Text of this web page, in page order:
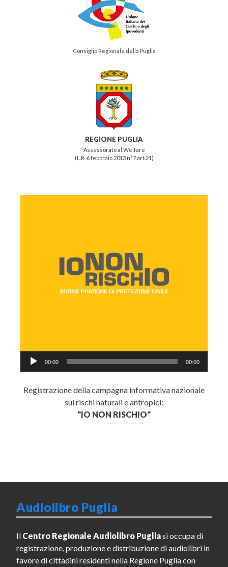
Consiglio Regionale della Puglia
REGIONE PUGLIA
Assessorato al Welfare
(L.R. 6 febbraio 2013 n°7 art.21)
Audio
00:00 00:00
Registrazione della campagna informativa nazionale
sui rischi naturali e antropici:
"IO NON RISCHIO"
Audiolibro Puglia
Il Centro Regionale Audiolibro Pugliasi occupa di
registrazione, produzione e distribuzione di audiolibri in
favore di cittadini residenti nella Regione Puglia con